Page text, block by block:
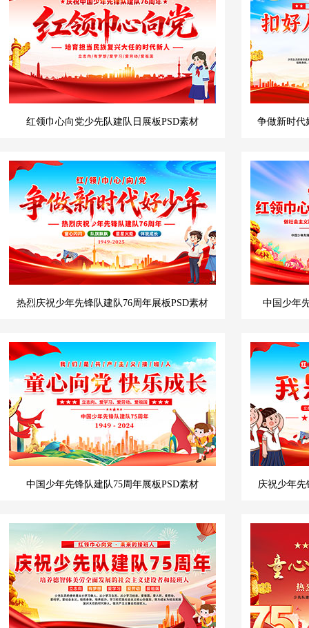
红领巾心向党少先队建队日展板PSD素材 争做新时代
热烈庆祝少年先锋队建队76周年展板PSD素材 中国少年
中国少年先锋队建队75周年展板PSD素材 庆祝少年先